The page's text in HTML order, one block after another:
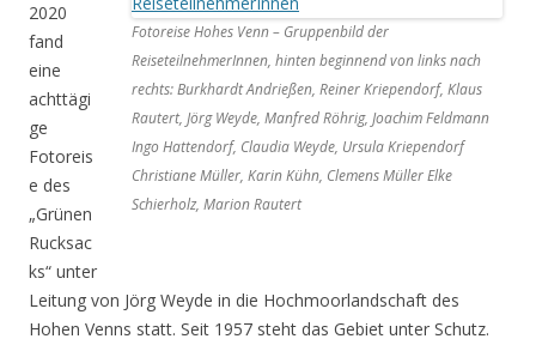
Fotoreise Hohes Venn – Gruppenbild der
ReiseteilnehmerInnen, hinten beginnend von links nach
rechts: Burkhardt Andrießen, Reiner Kriependorf, Klaus
Rautert, Jörg Weyde, Manfred Röhrig, Joachim Feldmann
Ingo Hattendorf, Claudia Weyde, Ursula Kriependorf
Christiane Müller, Karin Kühn, Clemens Müller Elke
Schierholz, Marion Rautert
2020
fand
eine
achttägi
ge
Fotoreis
e des
„Grünen
Rucksac
ks“ unter
Leitung von Jörg Weyde in die Hochmoorlandschaft des
Hohen Venns statt. Seit 1957 steht das Gebiet unter Schutz.